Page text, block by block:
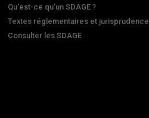
Qu'est-ce qu'un SDAGE ?
Textes réglementaires et jurisprudence
Consulter les SDAGE